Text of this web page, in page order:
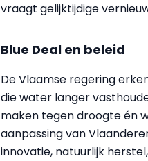
vraagt gelijktijdige
Blue Deal en beleid
De Vlaamse regering
die water langer
maken tegen droogte én
aanpassing van
innovatie, natuurlijk